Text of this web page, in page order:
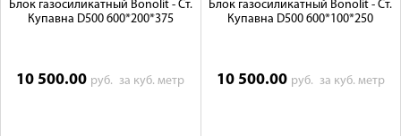
Блок газосиликатный Bonolit - Ст.
Купавна D500 600*200*375
10 500.00 руб.за куб. метр
Блок газосиликатный Bonolit - Ст.
Купавна D500 600*100*250
10 500.00 руб. за куб. метр